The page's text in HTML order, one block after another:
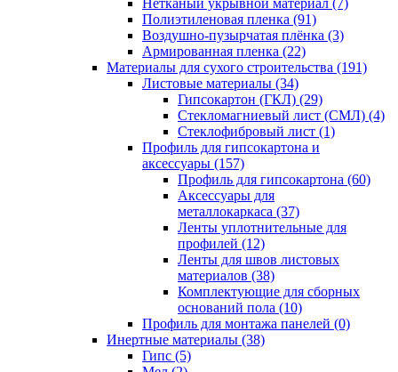
Нетканый укрывной материал (7)
Полиэтиленовая пленка (91)
Воздушно-пузырчатая плёнка (3)
Армированная пленка (22)
Материалы для сухого строительства (191)
Листовые материалы (34)
Гипсокартон (ГКЛ) (29)
Стекломагниевый лист (СМЛ) (4)
Cтеклофибровый лист (1)
Профиль для гипсокартона и
аксессуары (157)
Профиль для гипсокартона (60)
Аксессуары для
металлокаркаса (37)
Ленты уплотнительные для
профилей (12)
Ленты для швов листовых
материалов (38)
Комплектующие для сборных
оснований пола (10)
Профиль для монтажа панелей (0)
Инертные материалы (38)
Гипс (5)